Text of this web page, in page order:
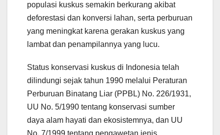
populasi kuskus semakin berkurang akibat
deforestasi dan konversi lahan, serta perburuan
yang meningkat karena gerakan kuskus yang
lambat dan penampilannya yang lucu.
Status konservasi kuskus di Indonesia telah
dilindungi sejak tahun 1990 melalui Peraturan
Perburuan Binatang Liar (PPBL) No. 226/1931,
UU No. 5/1990 tentang konservasi sumber
daya alam hayati dan ekosistemnya, dan UU
No. 7/1999 tentang pengawetan jenis